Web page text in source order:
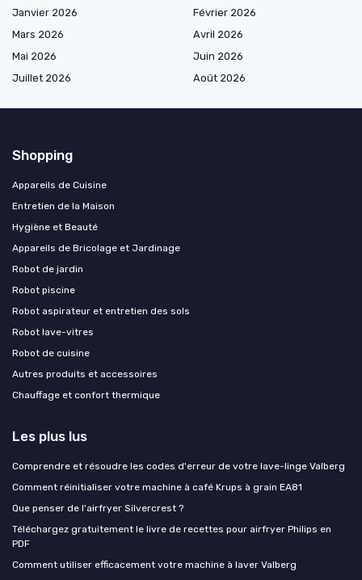
Janvier 2026
Février 2026
Mars 2026
Avril 2026
Mai 2026
Juin 2026
Juillet 2026
Août 2026
Shopping
Appareils de Cuisine
Entretien de la Maison
Hygiène et Beauté
Appareils de Bricolage et Jardinage
Robot de jardin
Robot piscine
Robot aspirateur et entretien des sols
Robot lave-vitres
Robot de cuisine
Autres produits et accessoires
Chauffage et confort thermique
Les plus lus
Comprendre et résoudre les codes d'erreur de votre lave-linge Valberg
Comment réinitialiser votre machine à café Krups à grain EA81
Que penser de l'airfryer Silvercrest ?
Téléchargez gratuitement le livre de recettes pour airfryer Philips en
PDF
Comment utiliser efficacement votre machine à laver Valberg